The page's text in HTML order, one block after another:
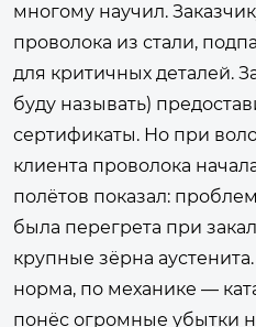
многому научил.
проволока из стали,
для критичных деталей.
буду называть)
сертификаты. Но при
клиента проволока
полётов показал:
была перегрета при
крупные зёрна
норма, по механике —
понёс огромные убытки